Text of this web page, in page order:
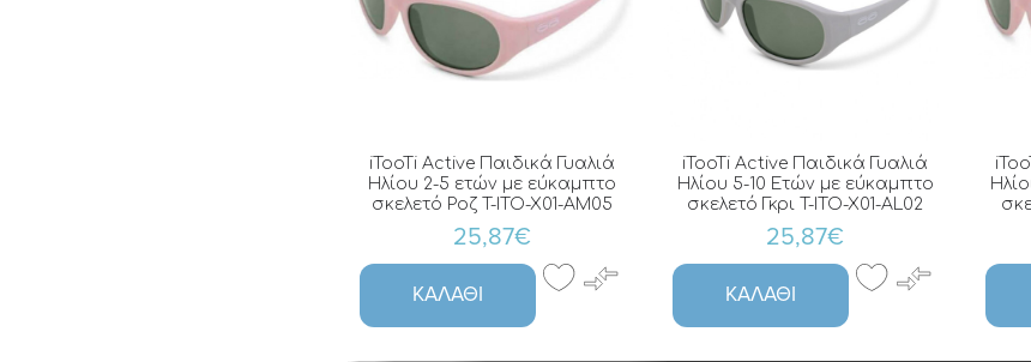
iTooTi Active Παιδικά Γυαλιά
Ηλίου 2-5 ετών με εύκαμπτο
σκελετό Ροζ T-ITO-X01-AM05
25,87€
ΚΑΛΆΘΙ
iTooTi Active Παιδικά Γυαλιά
Ηλίου 5-10 Ετών με εύκαμπτο
σκελετό Γκρι T-ITO-X01-AL02
25,87€
ΚΑΛΆΘΙ